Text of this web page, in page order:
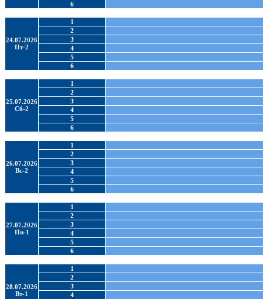
6
24.07.2026
Пт-2
1
2
3
4
5
6
25.07.2026
Сб-2
1
2
3
4
5
6
26.07.2026
Вс-2
1
2
3
4
5
6
27.07.2026
Пн-1
1
2
3
4
5
6
28.07.2026
Вт-1
1
2
3
4